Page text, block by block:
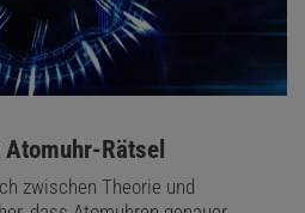
Rätsel
zwischen Theorie und